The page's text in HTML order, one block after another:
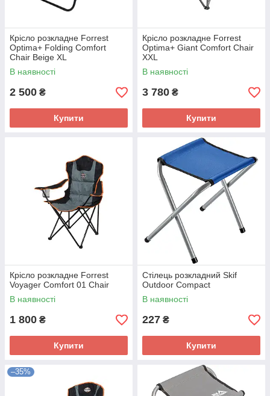
Крісло розкладне Forrest
Optima+ Folding Comfort
Chair Beige XL
В наявності
2 500 ₴
Купити
Крісло розкладне Forrest
Optima+ Giant Comfort Chair
XXL
В наявності
3 780 ₴
Купити
Крісло розкладне Forrest
Voyager Comfort 01 Chair
В наявності
1 800 ₴
Купити
Стілець розкладний Skif
Outdoor Compact
В наявності
227 ₴
Купити
–35%